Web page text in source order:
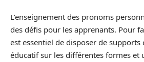
L’enseignement des pronoms
des défis pour les apprenants. Pour
est essentiel de disposer de supports
éducatif sur les différentes formes et